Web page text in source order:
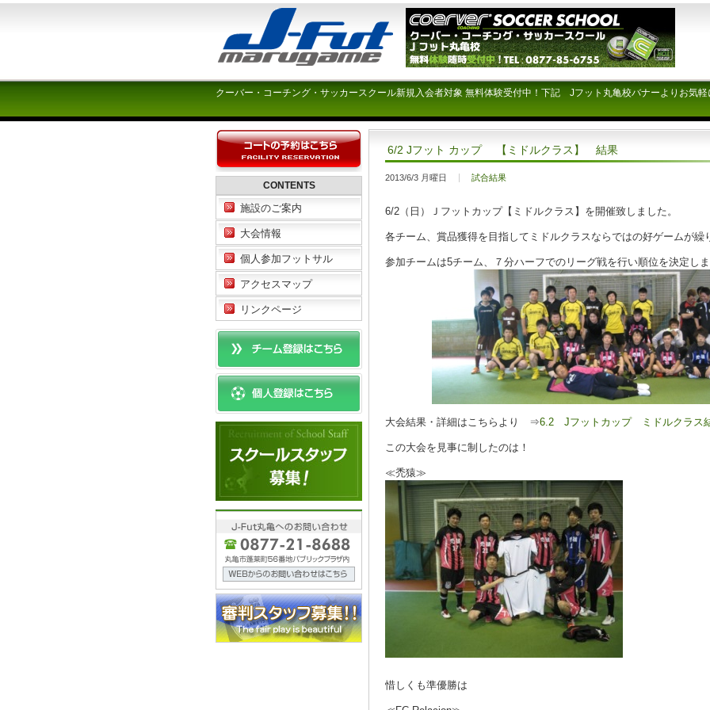
クーバー・コーチング・サッカースクール新規入会者対象 無料体験受付中！下記 Jフット丸亀校バナーよりお気
6/2 Jフット カップ 【ミドルクラス】 結果
2013/6/3 月曜日 試合結果
6/2（日）Ｊフットカップ【ミドルクラス】を開催致しました。
各チーム、賞品獲得を目指してミドルクラスならではの好ゲームが繰
参加チームは5チーム、７分ハーフでのリーグ戦を行い順位を決定し
大会結果・詳細はこちらより ⇒6.2 Jフットカップ ミドルクラス
この大会を見事に制したのは！
≪禿猿≫
惜しくも準優勝は
CONTENTS
施設のご案内
大会情報
個人参加フットサル
アクセスマップ
リンクページ